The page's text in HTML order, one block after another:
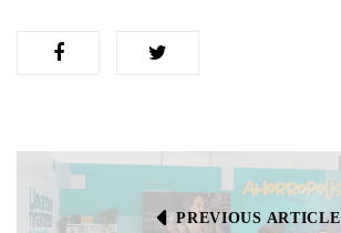
PREVIOUS ARTICLE